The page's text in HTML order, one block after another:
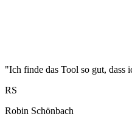
"Ich finde das Tool so gut, dass
RS
Robin Schönbach